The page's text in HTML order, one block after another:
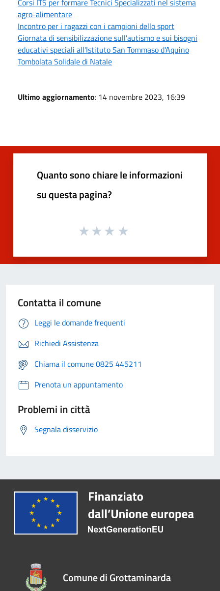
agro-alimentare
Incontro per i ragazzi con i campioni dello sport
Giornata di sensibilizzazione sull'autismo e sui bisogni
educativi speciali all'Istituto San Tommaso d'Aquino
Tombolata Solidale di Natale
Ultimo aggiornamento: 14 novembre 2023, 16:39
Quanto sono chiare le informazioni
su questa pagina?
Contatta il comune
Leggi le domande frequenti
Richiedi Assistenza
Chiama il comune 0825 445211
Prenota un appuntamento
Problemi in città
Segnala disservizio
Comune di Grottaminarda